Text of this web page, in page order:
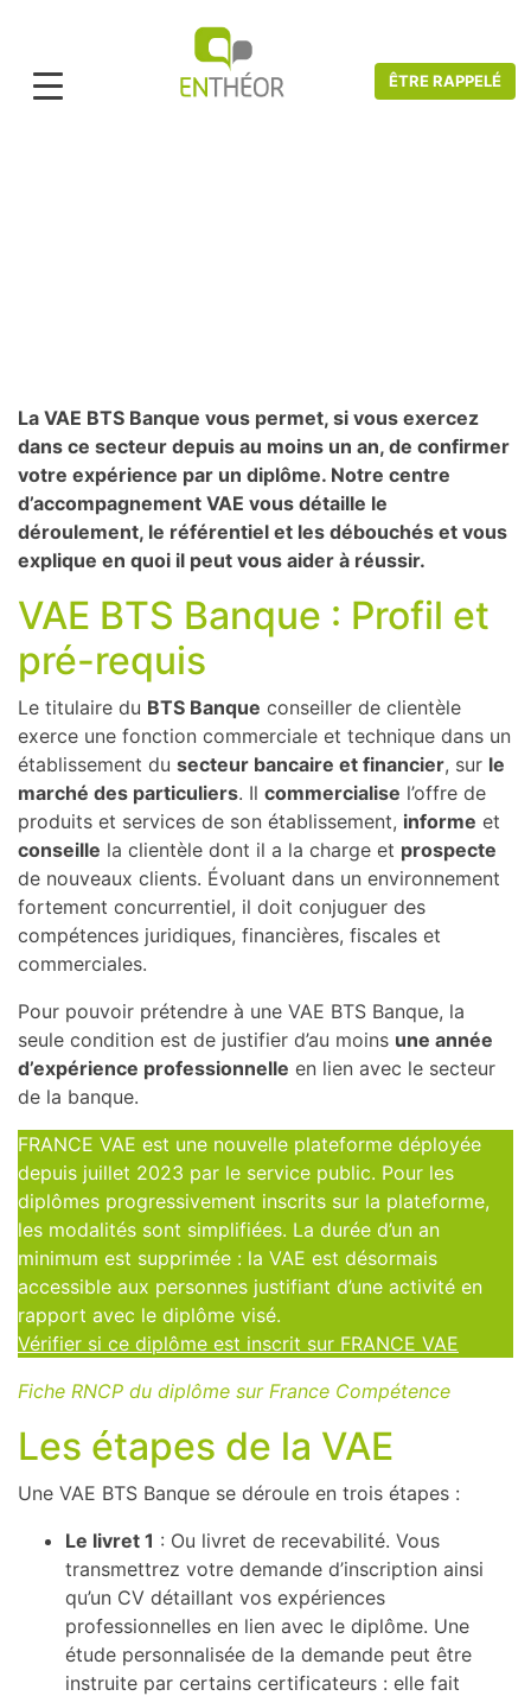
ÊTRE RAPPELÉ
La VAE BTS Banque vous permet, si vous exercez
dans ce secteur depuis au moins un an, de confirmer
votre expérience par un diplôme. Notre centre
d’accompagnement VAE vous détaille le
déroulement, le référentiel et les débouchés et vous
explique en quoi il peut vous aider à réussir.
VAE BTS Banque : Profil et
pré-requis
Le titulaire du BTS Banque conseiller de clientèle
exerce une fonction commerciale et technique dans un
établissement du secteur bancaire et financier, sur le
marché des particuliers. Il commercialise l’offre de
produits et services de son établissement, informe et
conseille la clientèle dont il a la charge et prospecte
de nouveaux clients. Évoluant dans un environnement
fortement concurrentiel, il doit conjuguer des
compétences juridiques, financières, fiscales et
commerciales.
Pour pouvoir prétendre à une VAE BTS Banque, la
seule condition est de justifier d’au moins une année
d’expérience professionnelle en lien avec le secteur
de la banque.
FRANCE VAE est une nouvelle plateforme déployée
depuis juillet 2023 par le service public. Pour les
diplômes progressivement inscrits sur la plateforme,
les modalités sont simplifiées. La durée d’un an
minimum est supprimée : la VAE est désormais
accessible aux personnes justifiant d’une activité en
rapport avec le diplôme visé.
Vérifier si ce diplôme est inscrit sur FRANCE VAE
Fiche RNCP du diplôme sur France Compétence
Les étapes de la VAE
Une VAE BTS Banque se déroule en trois étapes :
Le livret 1 : Ou livret de recevabilité. Vous
transmettrez votre demande d’inscription ainsi
qu’un CV détaillant vos expériences
professionnelles en lien avec le diplôme. Une
étude personnalisée de la demande peut être
instruite par certains certificateurs : elle fait